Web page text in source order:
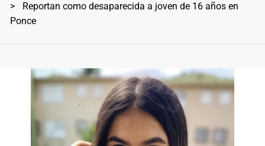
Reportan como desaparecida a joven de 16 años en
Ponce